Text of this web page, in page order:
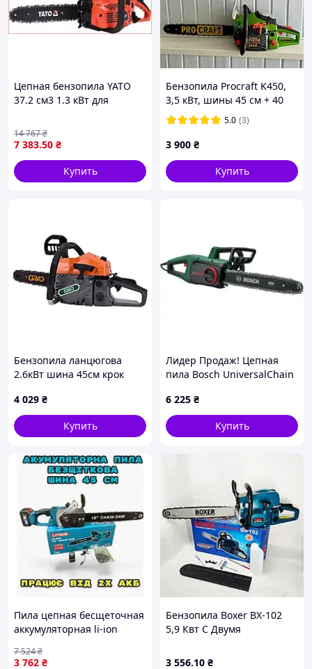
Цепная бензопила YATO
37.2 см3 1.3 кВт для
деревьев и кустарников
7 383.50 ₴
14 767₴
Купить
Бензопила Procraft K450,
3,5 кВт, шины 45 см + 40
см, 2 цепи в комплекте
5.0 (3)
3 900 ₴
Купить
Бензопила ланцюгова
2.6кВт шина 45см крок
(5605935)
4 029 ₴
Купить
Лидер Продаж! Цепная
пила Bosch UniversalChain
6 225 ₴
Купить
Пила цепная бесщеточная
аккумуляторная li-ion
аккумуляторная пила с
3 762 ₴
7 524₴
Бензопила Boxer BX-102
5,9 Квт С Двумя
Цепями QR-16
3 556.10 ₴